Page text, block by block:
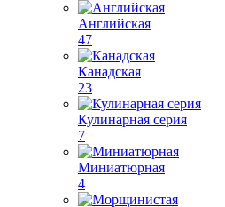
Английская
47
Канадская
23
Кулинарная серия
7
Миниатюрная
4